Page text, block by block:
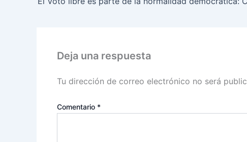
Deja una respuesta
Tu dirección de correo electrónico no será
Comentario *